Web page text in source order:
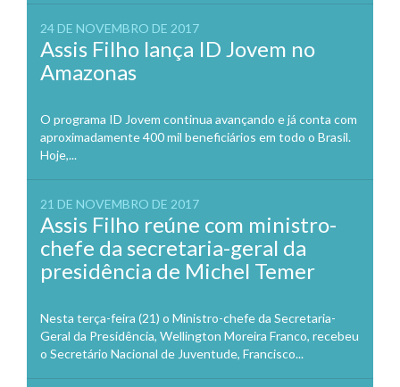
24 DE NOVEMBRO DE 2017
Assis Filho lança ID Jovem no
Amazonas
O programa ID Jovem continua avançando e já conta com
aproximadamente 400 mil beneficiários em todo o Brasil.
Hoje,...
21 DE NOVEMBRO DE 2017
Assis Filho reúne com ministro-
chefe da secretaria-geral da
presidência de Michel Temer
Nesta terça-feira (21) o Ministro-chefe da Secretaria-
Geral da Presidência, Wellington Moreira Franco, recebeu
o Secretário Nacional de Juventude, Francisco...